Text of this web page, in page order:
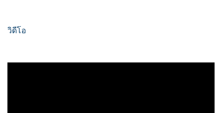
วิดีโอ